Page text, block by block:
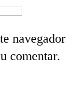
navegador
comentar.